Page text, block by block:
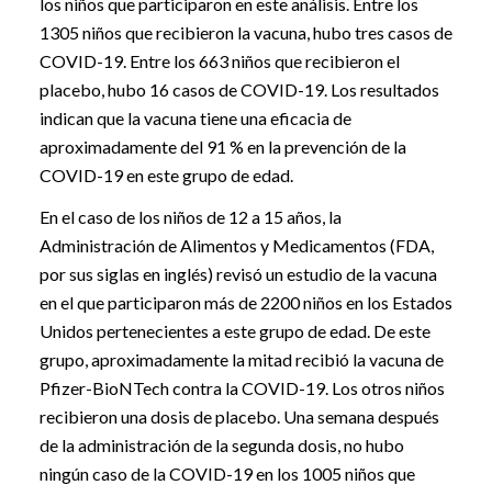
1305 niños que recibieron la vacuna, hubo tres casos de
COVID-19. Entre los 663 niños que recibieron el
placebo, hubo 16 casos de COVID-19. Los resultados
indican que la vacuna tiene una eficacia de
aproximadamente del 91 % en la prevención de la
COVID-19 en este grupo de edad.
En el caso de los niños de 12 a 15 años, la
Administración de Alimentos y Medicamentos (FDA,
por sus siglas en inglés) revisó un estudio de la vacuna
en el que participaron más de 2200 niños en los Estados
Unidos pertenecientes a este grupo de edad. De este
grupo, aproximadamente la mitad recibió la vacuna de
Pfizer-BioNTech contra la COVID-19. Los otros niños
recibieron una dosis de placebo. Una semana después
de la administración de la segunda dosis, no hubo
ningún caso de la COVID-19 en los 1005 niños que